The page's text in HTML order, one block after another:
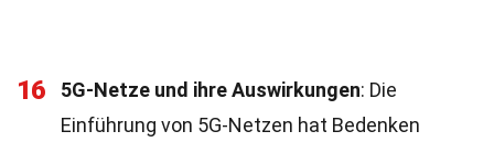
16 5G-Netze und ihre Auswirkungen: Die
Einführung von 5G-Netzen hat Bedenken